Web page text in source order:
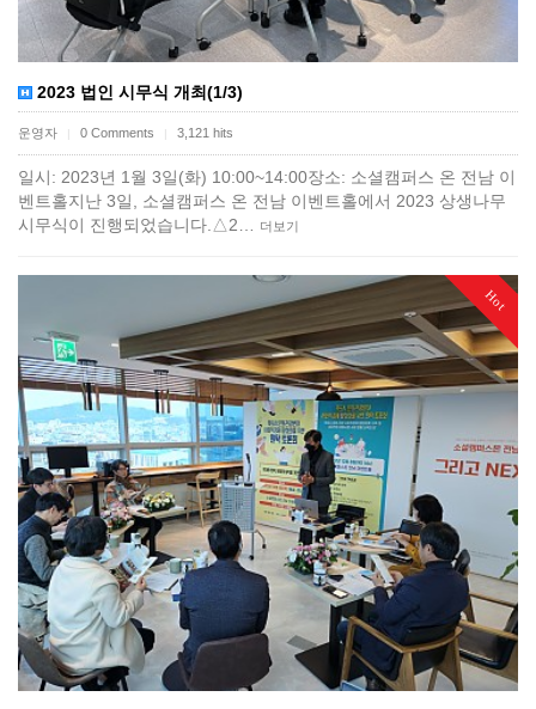
2023 법인 시무식 개최(1/3)
운영자 | 0 Comments | 3,121 hits
일시: 2023년 1월 3일(화) 10:00~14:00장소: 소셜캠퍼스 온 전남 이
벤트홀지난 3일, 소셜캠퍼스 온 전남 이벤트홀에서 2023 상생나무
시무식이 진행되었습니다.△2…
더보기
Hot